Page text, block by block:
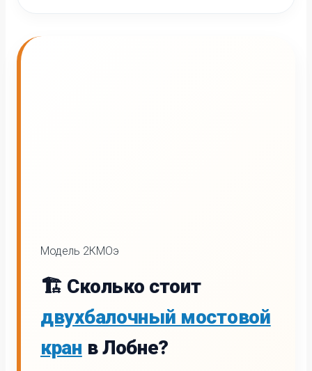
Модель 2КМОэ
🏗️ Сколько стоит
двухбалочный мостовой
кран в Лобне?